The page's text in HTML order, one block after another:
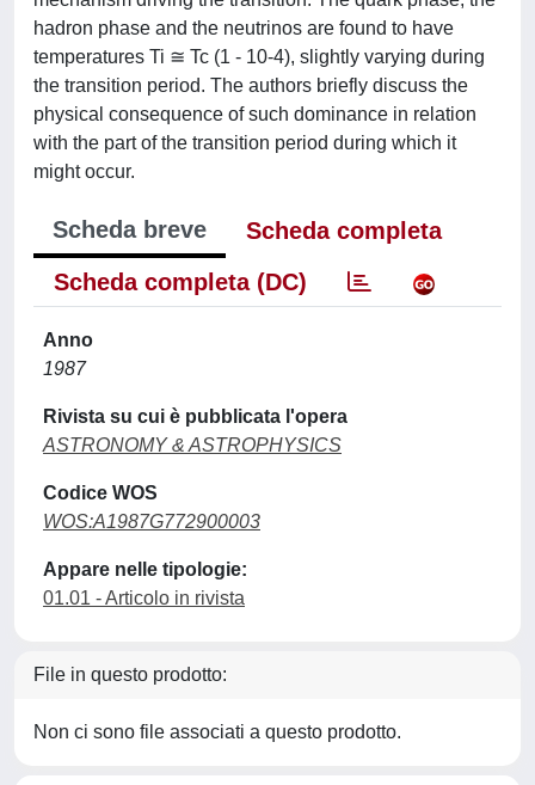
hadron phase and the neutrinos are found to have
temperatures Ti ≅ Tc (1 - 10-4), slightly varying during
the transition period. The authors briefly discuss the
physical consequence of such dominance in relation
with the part of the transition period during which it
might occur.
Scheda breve
Scheda completa
Scheda completa (DC)
Anno
1987
Rivista su cui è pubblicata l'opera
ASTRONOMY & ASTROPHYSICS
Codice WOS
WOS:A1987G772900003
Appare nelle tipologie:
01.01 - Articolo in rivista
File in questo prodotto:
Non ci sono file associati a questo prodotto.